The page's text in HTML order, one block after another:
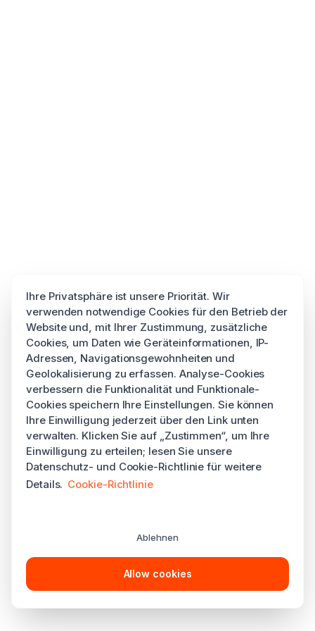
Ihre Privatsphäre ist unsere Priorität. Wir
verwenden notwendige Cookies für den Betrieb der
Website und, mit Ihrer Zustimmung, zusätzliche
Cookies, um Daten wie Geräteinformationen, IP-
Adressen, Navigationsgewohnheiten und
Geolokalisierung zu erfassen. Analyse-Cookies
verbessern die Funktionalität und Funktionale-
Cookies speichern Ihre Einstellungen. Sie können
Ihre Einwilligung jederzeit über den Link unten
verwalten. Klicken Sie auf „Zustimmen“, um Ihre
Einwilligung zu erteilen; lesen Sie unsere
Datenschutz- und Cookie-Richtlinie für weitere
Details. Cookie-Richtlinie
Ablehnen
Allow cookies